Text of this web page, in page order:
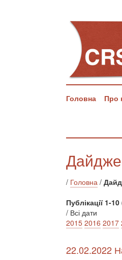
Головна Про
/ Головна /
Публікації 1-
/ Всі дати
2015 2016 2017
22.02.2022